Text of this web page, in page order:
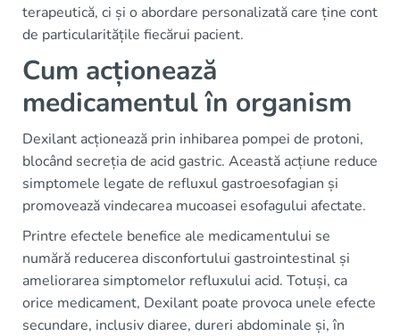
terapeutică, ci și o abordare personalizată care ține cont
de particularitățile fiecărui pacient.
Cum acționează
medicamentul în organism
Dexilant acționează prin inhibarea pompei de protoni,
blocând secreția de acid gastric. Această acțiune reduce
simptomele legate de refluxul gastroesofagian și
promovează vindecarea mucoasei esofagului afectate.
Printre efectele benefice ale medicamentului se
numără reducerea disconfortului gastrointestinal și
ameliorarea simptomelor refluxului acid. Totuși, ca
orice medicament, Dexilant poate provoca unele efecte
secundare, inclusiv diaree, dureri abdominale și, în